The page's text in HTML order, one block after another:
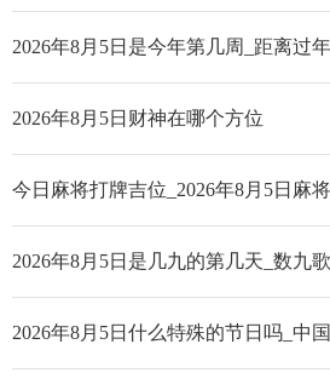
2026年8月5日是今年第几周_距离过
2026年8月5日财神在哪个方位
今日麻将打牌吉位_2026年8月5日麻
2026年8月5日是几九的第几天_数九歌
2026年8月5日什么特殊的节日吗_中